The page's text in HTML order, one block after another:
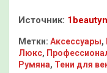
Источник:
Метки: Аксессуары,
Люкс,
Румяна, Тени для